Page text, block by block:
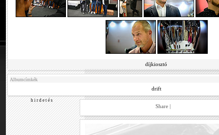
díjkiosztó
Albumcímkék
drift
h i r d e t é s
Share |